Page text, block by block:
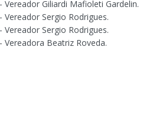
Vereador Giliardi Mafioleti Gardelin.
Vereador Sergio Rodrigues.
Vereador Sergio Rodrigues.
Vereadora Beatriz Roveda.